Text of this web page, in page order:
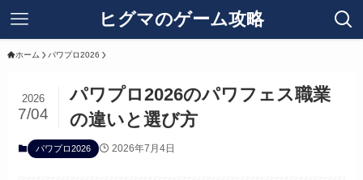
ヒグマのゲーム攻略
ホーム パワプロ2026
パワプロ2026のパワフェス職業
の違いと選び方
2026
7/04
パワプロ2026 2026年7月4日